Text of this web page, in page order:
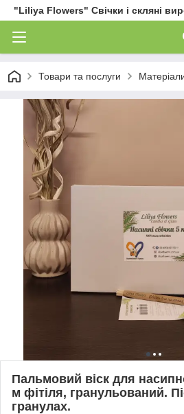
"Liliya Flowers" Свічки і скляні
Товари та послуги
Пальмовий віск для
м фітіля, гранульований.
гранулах.